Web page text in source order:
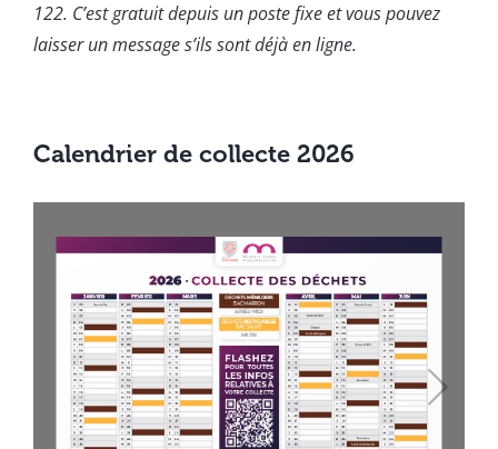
122. C’est gratuit depuis un poste fixe et vous pouvez
laisser un message s’ils sont déjà en ligne.
Calendrier de collecte 2026